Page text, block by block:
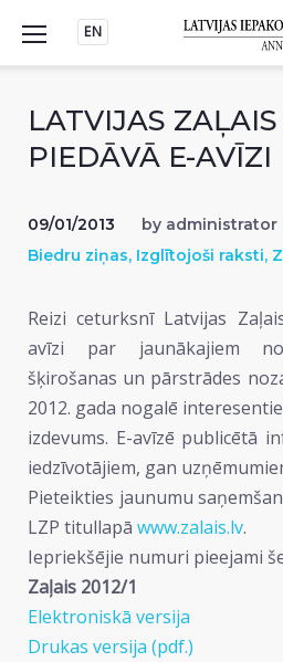
content
EN
LATVIJAS
PIEDĀVĀ E-AVĪZI
09/01/2013 by administrator
Biedru ziņas, Izglītojoši raksti,
Reizi ceturksnī Latvijas
avīzi par jaunākajiem
šķirošanas un pārstrādes
2012. gada nogalē
izdevums. E-avīzē publicētā
iedzīvotājiem, gan
Pieteikties jaunumu
LZP titullapā www.zalais.lv.
Iepriekšējie numuri pieejami
Zaļais 2012/1
Elektroniskā versija
Drukas versija (pdf.)